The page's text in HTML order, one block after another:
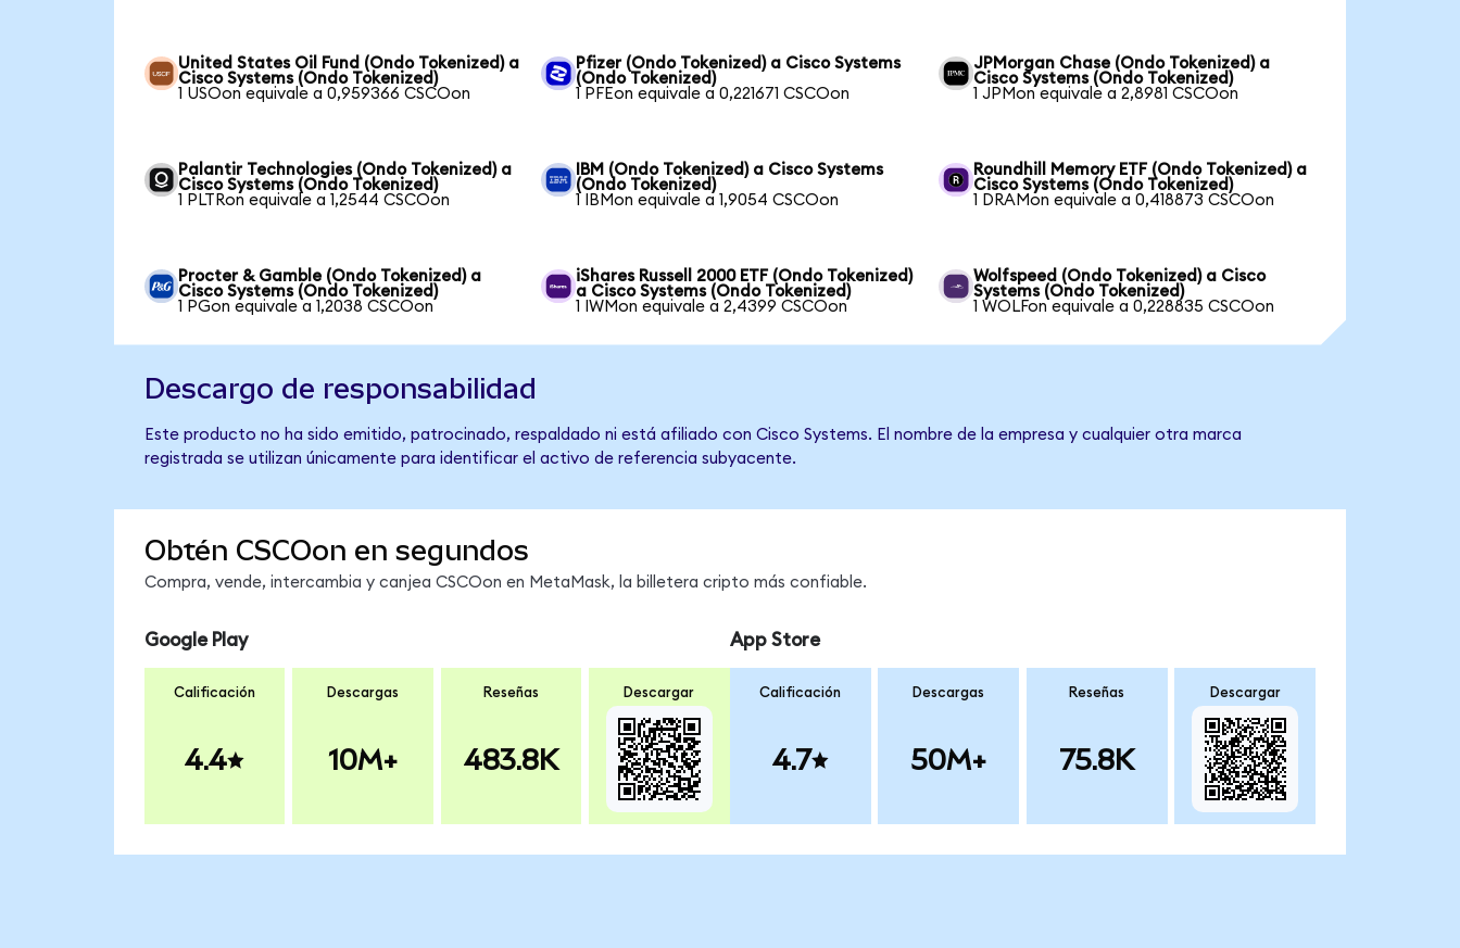
United States Oil Fund (Ondo Tokenized) a
Cisco Systems (Ondo Tokenized)
1 USOon equivale a 0,959366 CSCOon
Pfizer (Ondo Tokenized) a Cisco Systems
(Ondo Tokenized)
1 PFEon equivale a 0,221671 CSCOon
JPMorgan Chase (Ondo Tokenized) a
Cisco Systems (Ondo Tokenized)
1 JPMon equivale a 2,8981 CSCOon
Palantir Technologies (Ondo Tokenized) a
Cisco Systems (Ondo Tokenized)
1 PLTRon equivale a 1,2544 CSCOon
IBM (Ondo Tokenized) a Cisco Systems
(Ondo Tokenized)
1 IBMon equivale a 1,9054 CSCOon
Roundhill Memory ETF (Ondo Tokenized) a
Cisco Systems (Ondo Tokenized)
1 DRAMon equivale a 0,418873 CSCOon
Procter & Gamble (Ondo Tokenized) a
Cisco Systems (Ondo Tokenized)
1 PGon equivale a 1,2038 CSCOon
iShares Russell 2000 ETF (Ondo Tokenized)
a Cisco Systems (Ondo Tokenized)
1 IWMon equivale a 2,4399 CSCOon
Wolfspeed (Ondo Tokenized) a Cisco
Systems (Ondo Tokenized)
1 WOLFon equivale a 0,228835 CSCOon
Descargo de responsabilidad
Este producto no ha sido emitido, patrocinado, respaldado ni está afiliado con Cisco Systems. El nombre de la empresa y cualquier otra marca
registrada se utilizan únicamente para identificar el activo de referencia subyacente.
Obtén CSCOon en segundos
Compra, vende, intercambia y canjea CSCOon en MetaMask, la billetera cripto más confiable.
Google Play
Calificación
4.4
Descargas
10M+
Reseñas
483.8K
Descargar
App Store
Calificación
4.7
Descargas
50M+
Reseñas
75.8K
Descargar